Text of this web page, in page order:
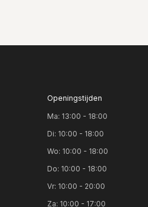
Openingstijden
Ma: 13:00 - 18:00
Di: 10:00 - 18:00
Wo: 10:00 - 18:00
Do: 10:00 - 18:00
Vr: 10:00 - 20:00
Za: 10:00 - 17:00